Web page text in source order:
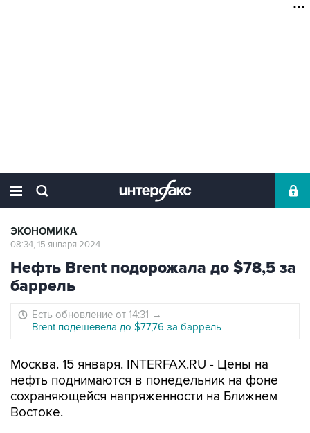
ЭКОНОМИКА
08:34, 15 января 2024
Нефть Brent подорожала до $78,5 за
баррель
Есть обновление от 14:31 →
Brent подешевела до $77,76 за баррель
Москва. 15 января. INTERFAX.RU - Цены на
нефть поднимаются в понедельник на фоне
сохраняющейся напряженности на Ближнем
Востоке.